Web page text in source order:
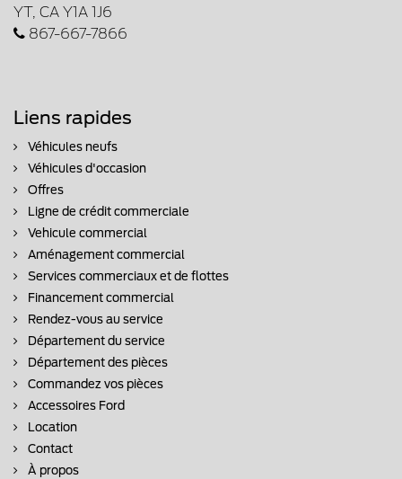
YT, CA Y1A 1J6
867-667-7866
Liens rapides
Véhicules neufs
Véhicules d'occasion
Offres
Ligne de crédit commerciale
Vehicule commercial
Aménagement commercial
Services commerciaux et de flottes
Financement commercial
Rendez-vous au service
Département du service
Département des pièces
Commandez vos pièces
Accessoires Ford
Location
Contact
À propos